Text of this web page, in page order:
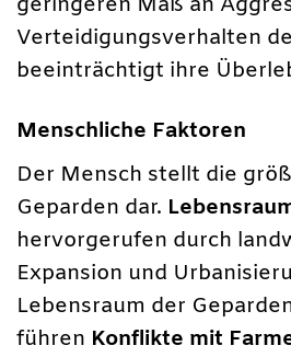
Verteidigungsverhalten
beeinträchtigt ihre
Menschliche Faktoren
Der Mensch stellt die
Geparden dar.
hervorgerufen durch
Expansion und
Lebensraum der
führen Konflikte mit